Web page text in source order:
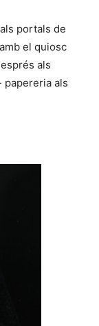
portals de
el quiosc
als
als